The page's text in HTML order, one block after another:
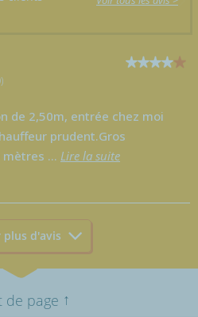
de 2,50m, entrée chez moi
prudent.Gros
mètres ... Lire la suite
plus d'avis
de page ↑